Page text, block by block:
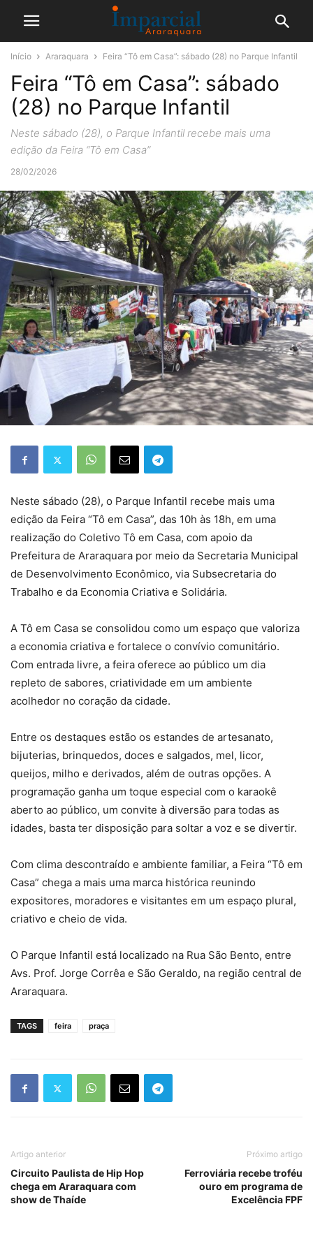
Início Araraquara Feira “Tô em Casa”: sábado (28) no Parque Infantil
Feira “Tô em Casa”: sábado
(28) no Parque Infantil
Neste sábado (28), o Parque Infantil recebe mais uma
edição da Feira “Tô em Casa”
28/02/2026
Neste sábado (28), o Parque Infantil recebe mais uma
edição da Feira “Tô em Casa”, das 10h às 18h, em uma
realização do Coletivo Tô em Casa, com apoio da
Prefeitura de Araraquara por meio da Secretaria Municipal
de Desenvolvimento Econômico, via Subsecretaria do
Trabalho e da Economia Criativa e Solidária.
A Tô em Casa se consolidou como um espaço que valoriza
a economia criativa e fortalece o convívio comunitário.
Com entrada livre, a feira oferece ao público um dia
repleto de sabores, criatividade em um ambiente
acolhedor no coração da cidade.
Entre os destaques estão os estandes de artesanato,
bijuterias, brinquedos, doces e salgados, mel, licor,
queijos, milho e derivados, além de outras opções. A
programação ganha um toque especial com o karaokê
aberto ao público, um convite à diversão para todas as
idades, basta ter disposição para soltar a voz e se divertir.
Com clima descontraído e ambiente familiar, a Feira “Tô em
Casa” chega a mais uma marca histórica reunindo
expositores, moradores e visitantes em um espaço plural,
criativo e cheio de vida.
O Parque Infantil está localizado na Rua São Bento, entre
Avs. Prof. Jorge Corrêa e São Geraldo, na região central de
Araraquara.
TAGS feira praça
Artigo anterior
Circuito Paulista de Hip Hop
chega em Araraquara com
show de Thaíde
Próximo artigo
Ferroviária recebe troféu
ouro em programa de
Excelência FPF